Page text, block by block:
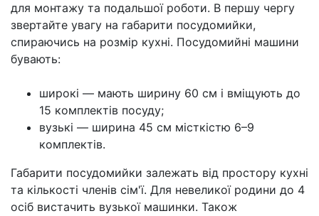
для монтажу та подальшої роботи. В першу чергу
звертайте увагу на габарити посудомийки,
спираючись на розмір кухні. Посудомийні машини
бувають:
широкі — мають ширину 60 см і вміщують до
15 комплектів посуду;
вузькі — ширина 45 см місткістю 6–9
комплектів.
Габарити посудомийки залежать від простору кухні
та кількості членів сім'ї. Для невеликої родини до 4
осіб вистачить вузької машинки. Також